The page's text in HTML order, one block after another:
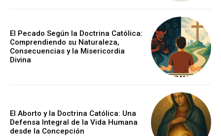
El Pecado Según la Doctrina Católica:
Comprendiendo su Naturaleza,
Consecuencias y la Misericordia
Divina
El Aborto y la Doctrina Católica: Una
Defensa Integral de la Vida Humana
desde la Concepción